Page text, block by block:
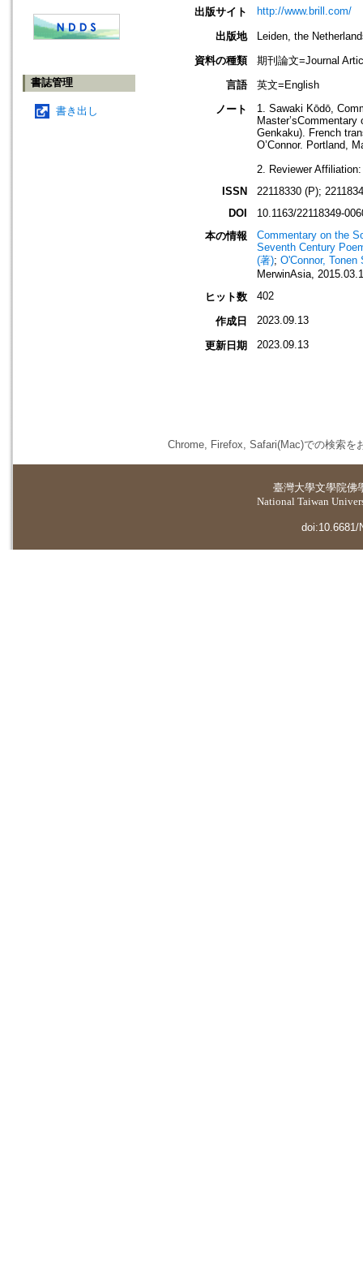
書誌管理
書き出し
出版サイト http://www.brill.com/
出版地
Leiden, the
資料の種類
期刊論文=Journal
言語
英文=English
ノート
1. Sawaki Kōdō,
Genkaku). French
O’Connor. Portland,
2. Reviewer
ISSN
22118330 (P);
DOI
10.1163/22118349-
本の情報
Commentary on the
Seventh Century
(著); O'Connor, Tonen
MerwinAsia,
ヒット数
402
作成日 2023.09.13
更新日期 2023.09.13
Chrome, Firefox, Safari(Mac)での検索を
臺灣大學文學院佛
National Taiwan
doi:10.6681/